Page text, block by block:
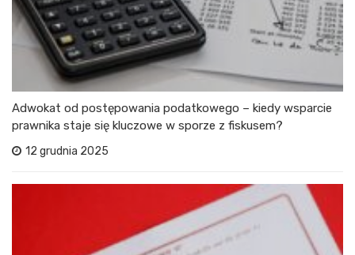
Adwokat od postępowania podatkowego – kiedy wsparcie
prawnika staje się kluczowe w sporze z fiskusem?
12 grudnia 2025